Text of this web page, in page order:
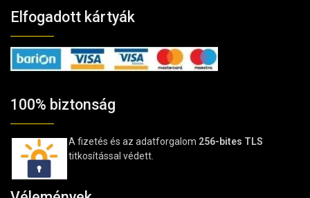
Elfogadott kártyák
100% biztonság
A fizetés és az adatforgalom 256-bites TLS
titkosítással védett.